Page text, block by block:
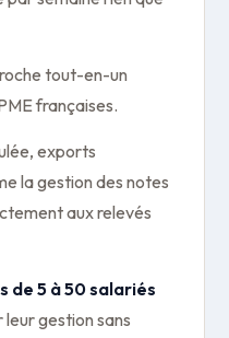
tout-en-un
françaises.
exports
la gestion des notes
aux relevés
de 5 à 50 salariés
gestion sans